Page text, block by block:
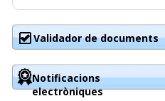
Validador de documents
Notificacions
electròniques